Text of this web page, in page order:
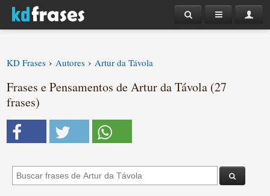
KD Frases › Autores › Artur da Távola
Frases e Pensamentos de Artur da Távola (27
frases)